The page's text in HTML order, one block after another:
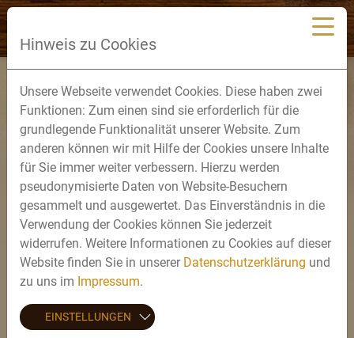
Kontaktadresse
Schlossbrauerei Unterbaar
Franz Freiherr Groß von Trockau
Hauptstrasse 18
D - 86674 Baar / Schwaben
Telefon:08276/5898-0
Telefax:08276/5898-55
E-Mail: schlossbrauerei.unterbaar@t-online.de
Telefon Bestellungen:
E-Mail für Bestellungen:
Hinweis zu Cookies
Unsere Webseite verwendet Cookies. Diese haben zwei
Funktionen: Zum einen sind sie erforderlich für die
grundlegende Funktionalität unserer Website. Zum
anderen können wir mit Hilfe der Cookies unsere Inhalte
für Sie immer weiter verbessern. Hierzu werden
pseudonymisierte Daten von Website-Besuchern
gesammelt und ausgewertet. Das Einverständnis in die
Verwendung der Cookies können Sie jederzeit
widerrufen. Weitere Informationen zu Cookies auf dieser
Website finden Sie in unserer Datenschutzerklärung und
zu uns im Impressum.
EINSTELLUNGEN